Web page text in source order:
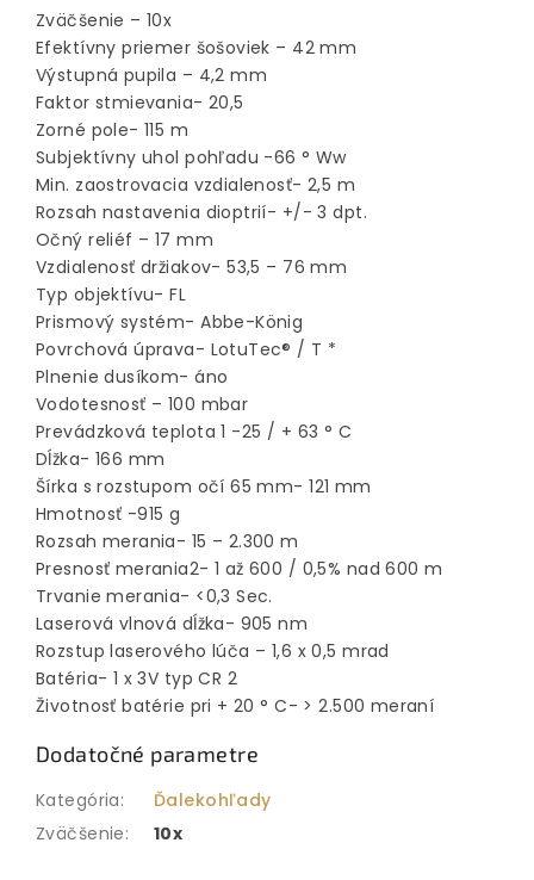
Zväčšenie – 10x
Efektívny priemer šošoviek – 42 mm
Výstupná pupila – 4,2 mm
Faktor stmievania- 20,5
Zorné pole- 115 m
Subjektívny uhol pohľadu -66 ° Ww
Min. zaostrovacia vzdialenosť- 2,5 m
Rozsah nastavenia dioptrií- +/- 3 dpt.
Očný reliéf – 17 mm
Vzdialenosť držiakov- 53,5 – 76 mm
Typ objektívu- FL
Prismový systém- Abbe-König
Povrchová úprava- LotuTec® / T *
Plnenie dusíkom- áno
Vodotesnosť – 100 mbar
Prevádzková teplota 1 -25 / + 63 ° C
Dĺžka- 166 mm
Šírka s rozstupom očí 65 mm- 121 mm
Hmotnosť -915 g
Rozsah merania- 15 – 2.300 m
Presnosť merania2- 1 až 600 / 0,5% nad 600 m
Trvanie merania- <0,3 Sec.
Laserová vlnová dĺžka- 905 nm
Rozstup laserového lúča – 1,6 x 0,5 mrad
Batéria- 1 x 3V typ CR 2
Životnosť batérie pri + 20 ° C- > 2.500 meraní
Dodatočné parametre
Kategória:
Ďalekohľady
Zväčšenie: 10x